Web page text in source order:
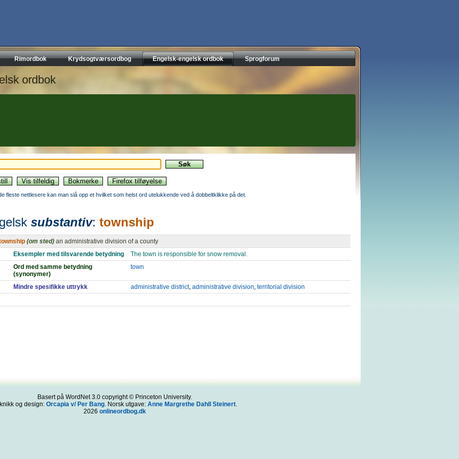
Rimordbok Krydsogtværsordbog Engelsk-engelsk ordbok Sprogforum
ordbok
fleste nettlesere kan man slå opp et hvilket som helst ord utelukkende ved å dobbeltklikke på det.
substantiv: township
(om sted) an administrative division of a county
Eksempler med tilsvarende betydning
The town is responsible for snow removal.
Ord med samme betydning
(synonymer)
town
Mindre spesifikke uttrykk administrative district, administrative division, territorial division
Basert på WordNet 3.0 copyright © Princeton University.
og design: Orcapia v/ Per Bang. Norsk utgave: Anne Margrethe Dahll Steinert.
2026 onlineordbog.dk